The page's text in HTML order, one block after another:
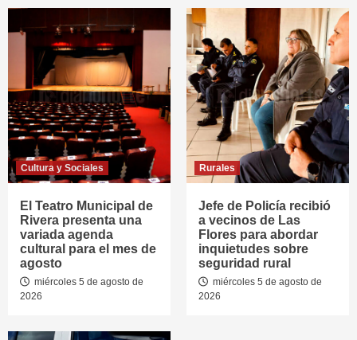
Cultura y Sociales
El Teatro Municipal de
Rivera presenta una
variada agenda
cultural para el mes de
agosto
miércoles 5 de agosto de
2026
Rurales
Jefe de Policía recibió
a vecinos de Las
Flores para abordar
inquietudes sobre
seguridad rural
miércoles 5 de agosto de
2026